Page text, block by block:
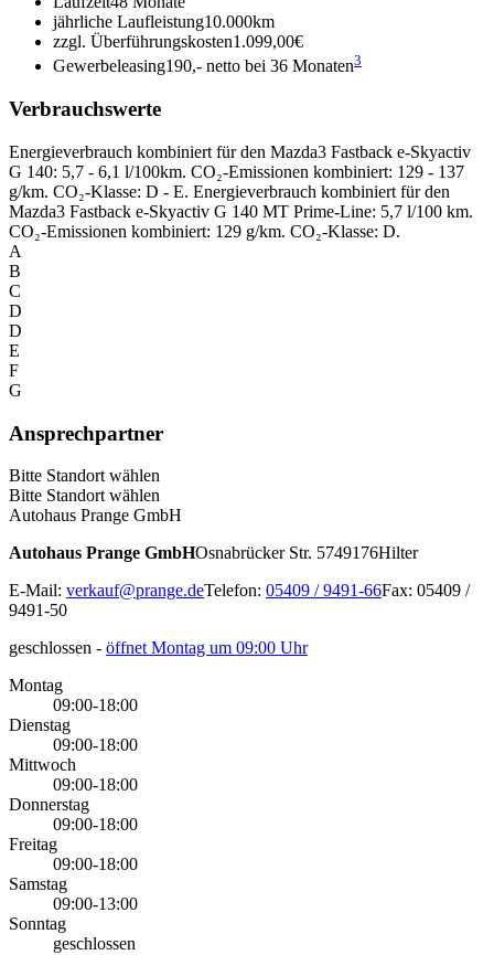
jährliche Laufleistung10.000km
zzgl. Überführungskosten1.099,00€
Gewerbeleasing190,- netto bei 36 Monaten3
Verbrauchswerte
Energieverbrauch kombiniert für den Mazda3 Fastback e-Skyactiv
G 140: 5,7 - 6,1 l/100km. CO₂-Emissionen kombiniert: 129 - 137
g/km. CO₂-Klasse: D - E. Energieverbrauch kombiniert für den
Mazda3 Fastback e-Skyactiv G 140 MT Prime-Line: 5,7 l/100 km.
CO₂-Emissionen kombiniert: 129 g/km. CO₂-Klasse: D.
A
B
C
D
D
E
F
G
Ansprechpartner
Bitte Standort wählen
Bitte Standort wählen
Autohaus Prange GmbH
Autohaus Prange GmbHOsnabrücker Str. 5749176Hilter
E-Mail: verkauf@prange.deTelefon: 05409 / 9491-66Fax: 05409 /
9491-50
geschlossen - öffnet Montag um 09:00 Uhr
Montag
09:00-18:00
Dienstag
09:00-18:00
Mittwoch
09:00-18:00
Donnerstag
09:00-18:00
Freitag
09:00-18:00
Samstag
09:00-13:00
Sonntag
geschlossen